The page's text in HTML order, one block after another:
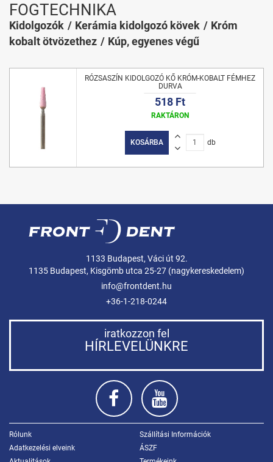
FOGTECHNIKA
Kidolgozók Kerámia kidolgozó kövek
Króm
kobalt ötvözethez
Kúp, egyenes végű
RÓZSASZÍN KIDOLGOZÓ KŐ KRÓM-KOBALT FÉMHEZ
DURVA
518 Ft
RAKTÁRON
KOSÁRBA db
1133 Budapest, Váci út 92.
1135 Budapest, Kisgömb utca 25-27 (nagykereskedelem)
info@frontdent.hu
+36-1-218-0244
iratkozzon fel
HÍRLEVELÜNKRE
Rólunk
Szállítási Információk
Adatkezelési elveink
ÁSZF